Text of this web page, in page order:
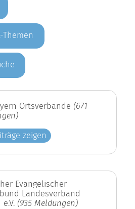
Themen
Ortsverbände (671
zeigen
Evangelischer
Landesverband
(935 Meldungen)